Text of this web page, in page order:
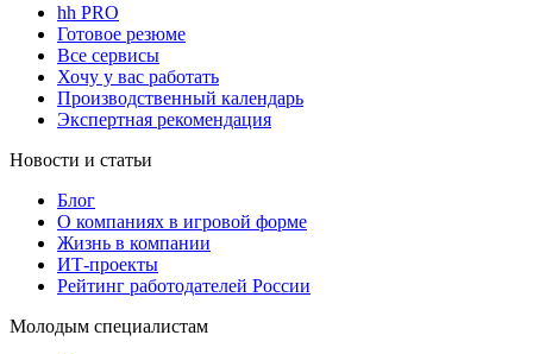
hh PRO
Готовое резюме
Все сервисы
Хочу у вас работать
Производственный календарь
Экспертная рекомендация
Новости и статьи
Блог
О компаниях в игровой форме
Жизнь в компании
ИТ-проекты
Рейтинг работодателей России
Молодым специалистам